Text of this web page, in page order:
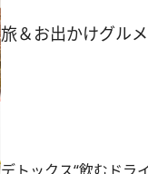
旅＆お出かけグルメ